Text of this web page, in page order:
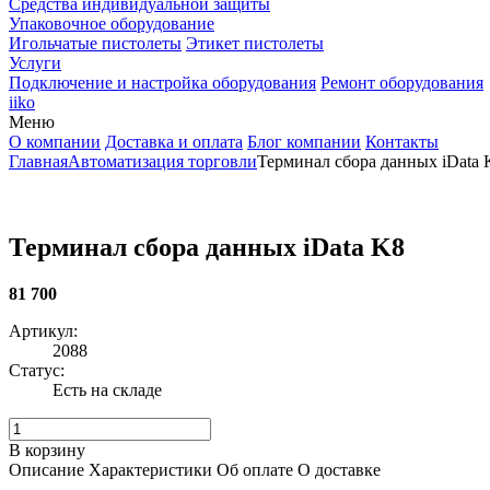
Средства индивидуальной защиты
Упаковочное оборудование
Игольчатые пистолеты Этикет пистолеты
Услуги
Подключение и настройка оборудования Ремонт оборудования
iiko
Меню
О компании Доставка и оплата Блог компании Контакты
ГлавнаяАвтоматизация торговлиТерминал сбора данных iData
Терминал сбора данных iData K8
81 700
Артикул:
2088
Статус:
Есть на складе
В корзину
Описание Характеристики Об оплате О доставке